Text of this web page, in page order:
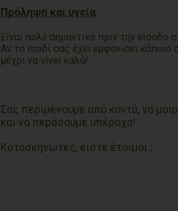
Πρόληψη και υγεία
Είναι πολύ σημαντικό πριν την είσοδο
Αν το παιδί σας έχει εμφανίσει
μέχρι να γίνει καλά!
Σας περιμένουμε από κοντά, να
και να περάσουμε υπέροχα!
Κατασκηνωτές, είστε έτοιμοι ;